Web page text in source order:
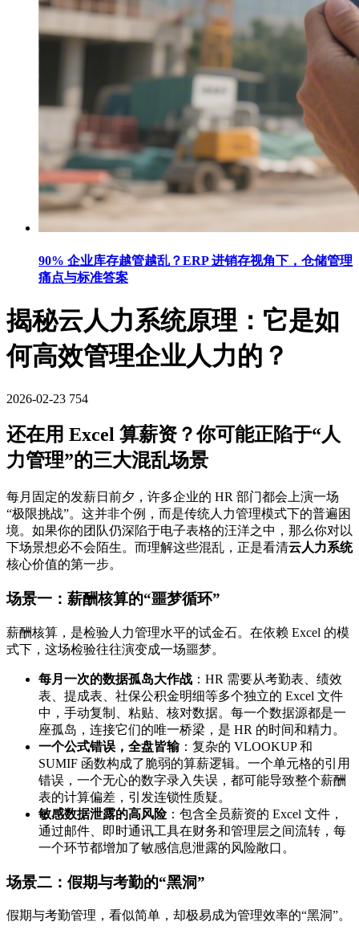
90% 企业库存越管越乱？ERP 进销存视角下，仓储管理
痛点与标准答案
揭秘云人力系统原理：它是如
何高效管理企业人力的？
2026-02-23 754
还在用 Excel 算薪资？你可能正陷于“人
力管理”的三大混乱场景
每月固定的发薪日前夕，许多企业的 HR 部门都会上演一场
“极限挑战”。这并非个例，而是传统人力管理模式下的普遍困
境。如果你的团队仍深陷于电子表格的汪洋之中，那么你对以
下场景想必不会陌生。而理解这些混乱，正是看清云人力系统
核心价值的第一步。
场景一：薪酬核算的“噩梦循环”
薪酬核算，是检验人力管理水平的试金石。在依赖 Excel 的模
式下，这场检验往往演变成一场噩梦。
每月一次的数据孤岛大作战 ：HR 需要从考勤表、绩效
表、提成表、社保公积金明细等多个独立的 Excel 文件
中，手动复制、粘贴、核对数据。每一个数据源都是一
座孤岛，连接它们的唯一桥梁，是 HR 的时间和精力。
一个公式错误，全盘皆输：复杂的 VLOOKUP 和
SUMIF 函数构成了脆弱的算薪逻辑。一个单元格的引用
错误，一个无心的数字录入失误，都可能导致整个薪酬
表的计算偏差，引发连锁性质疑。
敏感数据泄露的高风险：包含全员薪资的 Excel 文件，
通过邮件、即时通讯工具在财务和管理层之间流转，每
一个环节都增加了敏感信息泄露的风险敞口。
场景二：假期与考勤的“黑洞”
假期与考勤管理，看似简单，却极易成为管理效率的“黑洞”。